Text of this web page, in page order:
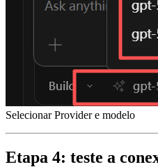
Selecionar Provider e modelo
Etapa 4: teste a